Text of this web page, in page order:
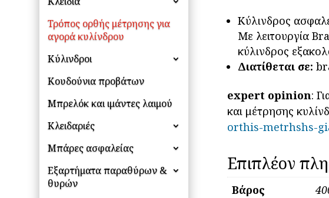
Τρόπος ορθής μέτρησης για
αγορά κυλίνδρου
Κύλινδροι
Κουδούνια προβάτων
Μπρελόκ και ιμάντες λαιμού
Κλειδαριές
Μπάρες ασφαλείας
Εξαρτήματα παραθύρων &
θυρών
Κύλινδρος
Με λειτουργία
κύλινδρος
Διατίθεται σε:
expert opinion:
και μέτρησης
orthis-metrhshs-
Επιπλέον
Βάρος